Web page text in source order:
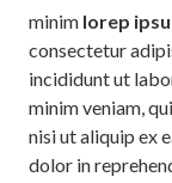
minim lorep
consectetur
incididunt ut
minim veniam,
nisi ut aliquip ex
dolor in